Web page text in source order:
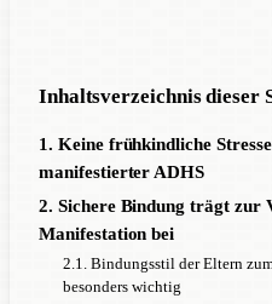
Inhaltsverzeichnis dieser
1. Keine frühkindliche
manifestierter ADHS
2. Sichere Bindung trägt zur
Manifestation bei
2.1. Bindungsstil der Eltern
besonders wichtig